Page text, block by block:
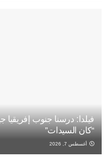
فيلدا: درسنا جنوب إفريقيا
“كان السيدات”
أغسطس 7, 2026